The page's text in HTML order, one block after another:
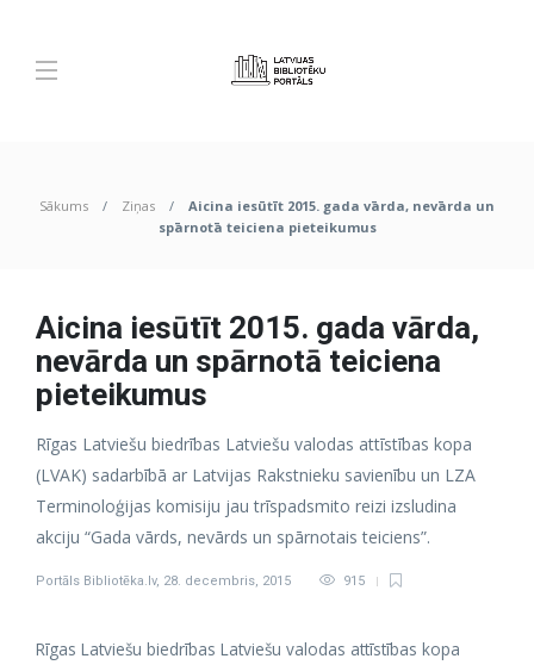
Sākums Ziņas
Aicina iesūtīt 2015. gada vārda, nevārda un
spārnotā teiciena pieteikumus
Aicina iesūtīt 2015. gada vārda,
nevārda un spārnotā teiciena
pieteikumus
Rīgas Latviešu biedrības Latviešu valodas attīstības kopa
(LVAK) sadarbībā ar Latvijas Rakstnieku savienību un LZA
Terminoloģijas komisiju jau trīspadsmito reizi izsludina
akciju “Gada vārds, nevārds un spārnotais teiciens”.
Portāls Bibliotēka.lv, 28. decembris, 2015 915
Rīgas Latviešu biedrības Latviešu valodas attīstības kopa